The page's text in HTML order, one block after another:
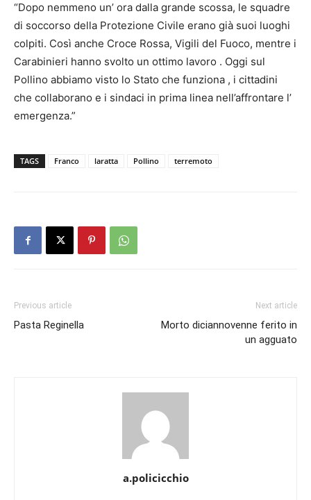
“Dopo nemmeno un’ ora dalla grande scossa, le squadre
di soccorso della Protezione Civile erano già suoi luoghi
colpiti. Così anche Croce Rossa, Vigili del Fuoco, mentre i
Carabinieri hanno svolto un ottimo lavoro . Oggi sul
Pollino abbiamo visto lo Stato che funziona , i cittadini
che collaborano e i sindaci in prima linea nell’affrontare l’
emergenza.”
TAGS Franco laratta Pollino terremoto
Previous article
Pasta Reginella
Next article
Morto diciannovenne ferito in
un agguato
a.policicchio